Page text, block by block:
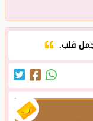
قلب.